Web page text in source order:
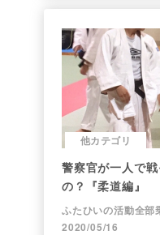
他カテゴリ
警察官が一人で
の？『柔道編』
ふたひいの活動全部
2020/05/16